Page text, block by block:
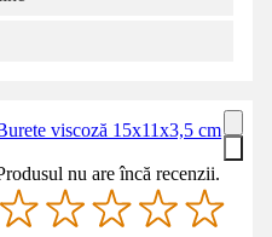
viscoză 15x11x3,5 cm
nu are încă recenzii.